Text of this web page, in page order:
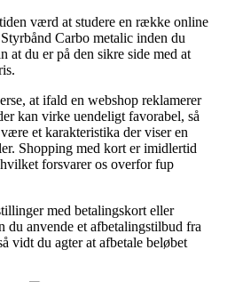
værd at studere en række online
Carbo metalic inden du
at du er på den sikre side med at
at ifald en webshop reklamerer
kan virke uendeligt favorabel, så
et karakteristika der viser en
Shopping med kort er imidlertid
forsvarer os overfor fup
med betalingskort eller
du anvende et afbetalingstilbud fra
vidt du agter at afbetale beløbet